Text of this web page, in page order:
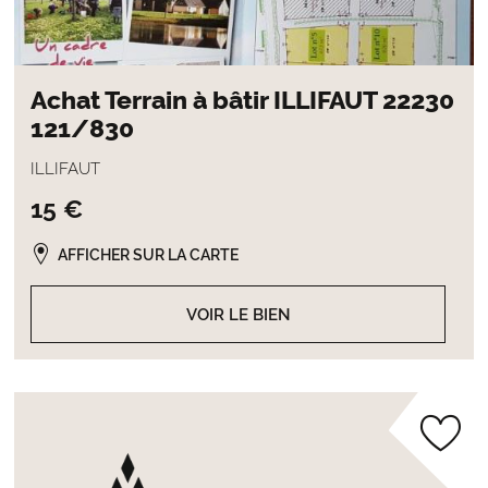
Achat Terrain à bâtir ILLIFAUT 22230
121/830
ILLIFAUT
15 €
VOIR LE BIEN
AFFICHER SUR LA CARTE